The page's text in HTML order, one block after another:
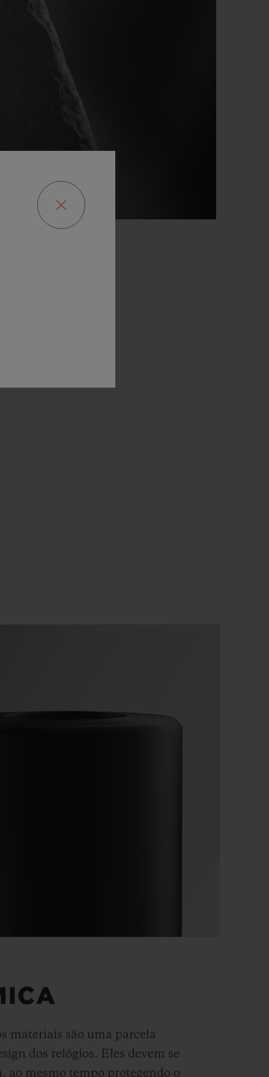
materiais são uma parcela
dos relógios. Eles devem se
ao mesmo tempo protegendo o